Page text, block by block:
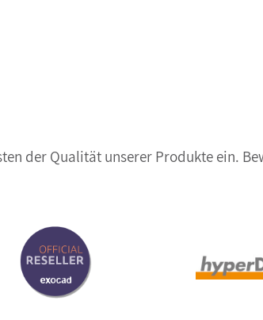
der Qualität unserer Produkte ein.